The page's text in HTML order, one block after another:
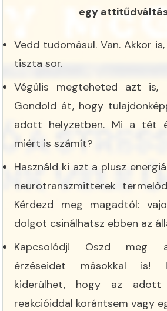
egy
Vedd tudomásul. Van. Akkor
tiszta sor.
Végülis megteheted azt is,
Gondold át, hogy
adott helyzetben. Mi a tét
miért is számít?
Használd ki azt a plusz
neurotranszmitterek
Kérdezd meg magadtól:
dolgot csinálhatsz ebben az
Kapcsolódj! Oszd meg
érzéseidet másokkal is!
kiderülhet, hogy az
reakcióiddal korántsem vagy